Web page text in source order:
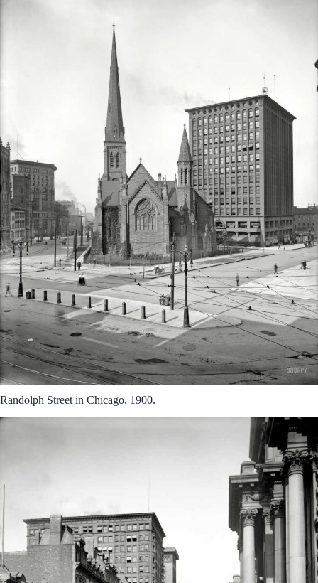
Randolph Street in Chicago, 1900.